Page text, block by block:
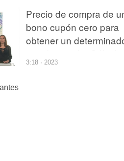
Precio de compra de
bono cupón cero para
obtener un
tipo de interés. Cálculo.
3:18 · 2023